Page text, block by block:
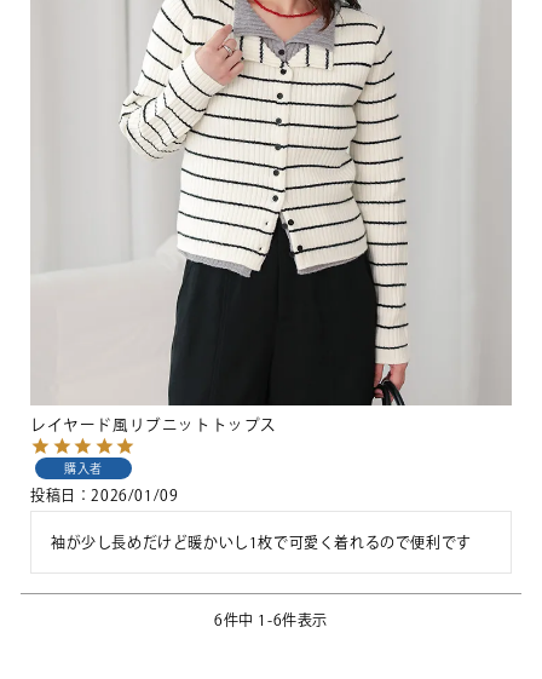
レイヤード風リブニットトップス
購入者
投稿日 2026/01/09
袖が少し長めだけど暖かいし1枚で可愛く着れるので便利です
6件中 1 -6件表示